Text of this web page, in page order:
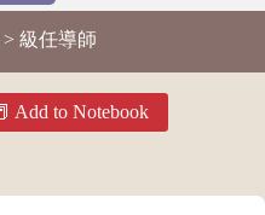
> 級任導師
Add to Notebook